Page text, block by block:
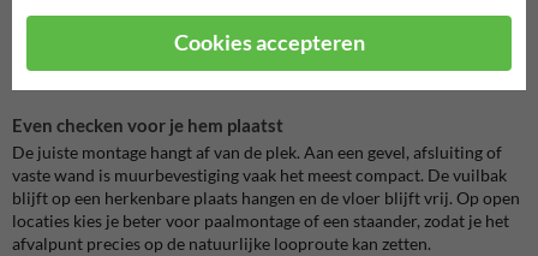
De deur met driekantslot helpt bij gecontroleerd beheer.
Onderhoudspersoneel kan de afvalbak openen voor lediging, terwijl
Even checken voor je hem plaatst
De juiste montage hangt af van de plek. Aan een gevel, afsluiting of
vaste wand is muurbevestiging vaak het meest compact. De vuilbak
blijft op een herkenbare plaats hangen en de vloer blijft vrij. Op open
locaties kies je beter voor paalmontage of een staander, zodat je het
afvalpunt precies op de natuurlijke looproute kan zetten.
Cookies accepteren